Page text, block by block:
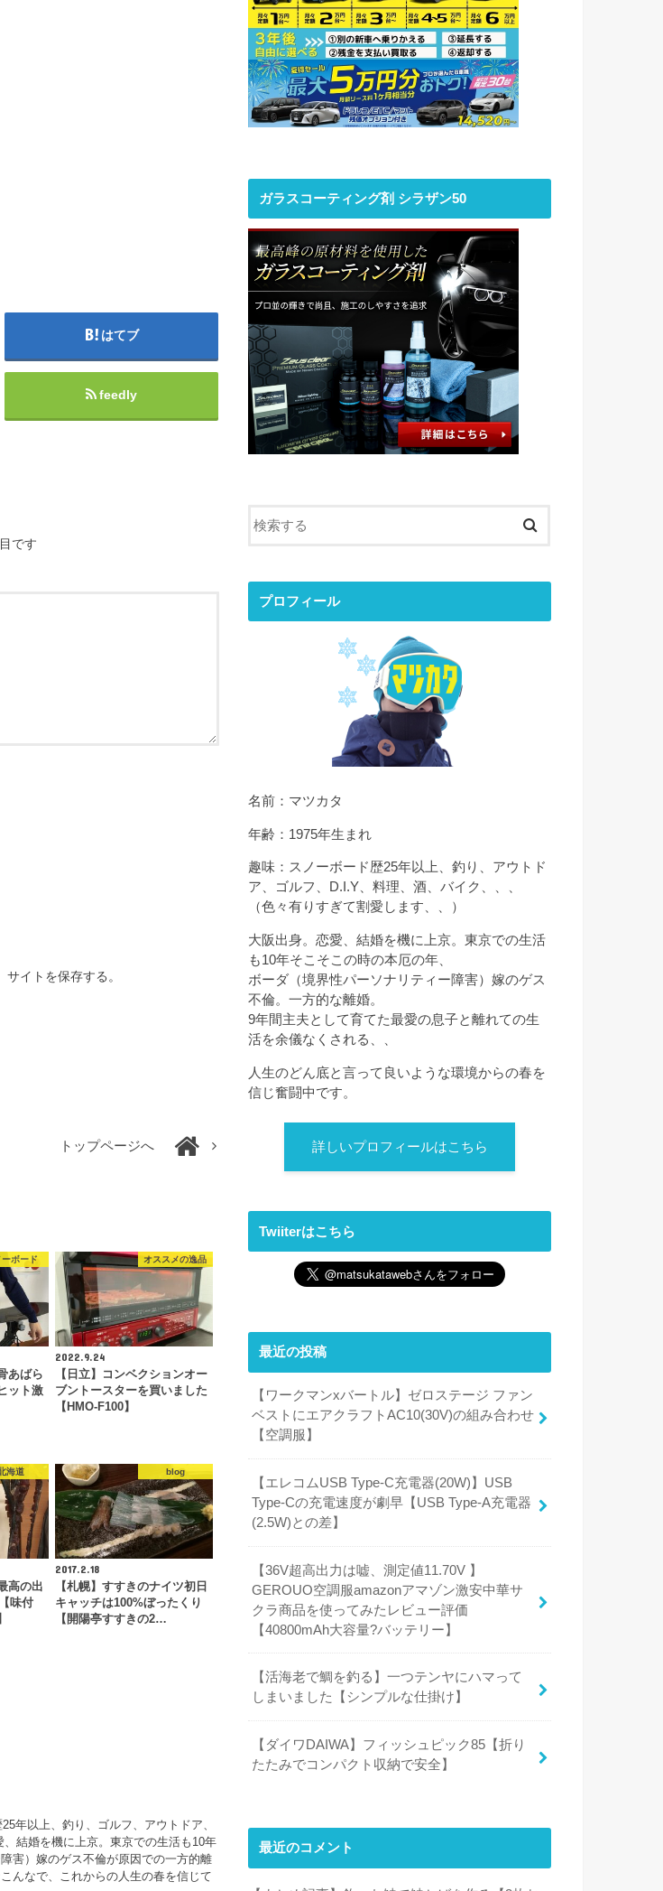
はてブ
feedly
です
イトを保存する。
トップページへ
ーボード
あばら
ット激
オススメの逸品
2022.9.24
【日立】コンベクションオー
ブントースターを買いました
【HMO-F100】
海道
高の出
味付
blog
2017.2.18
【札幌】すすきのナイツ初日
キャッチは100%ぼったくり
【開陽亭すすきの2…
年以上、釣り、ゴルフ、アウトドア、
結婚を機に上京。東京での生活も10年
害）嫁のゲス不倫が原因での一方的離
んなで、これからの人生の春を信じて
ガラスコーティング剤 シラザン50
プロフィール
名前：マツカタ
年齢：1975年生まれ
趣味：スノーボード歴25年以上、釣り、アウトド
ア、ゴルフ、D.I.Y、料理、酒、バイク、、、
（色々有りすぎて割愛します、、）
大阪出身。恋愛、結婚を機に上京。東京での生活
も10年そこそこの時の本厄の年、
ボーダ（境界性パーソナリティー障害）嫁のゲス
不倫。一方的な離婚。
9年間主夫として育てた最愛の息子と離れての生
活を余儀なくされる、、
人生のどん底と言って良いような環境からの春を
信じ奮闘中です。
詳しいプロフィールはこちら
Twiiterはこちら
最近の投稿
【ワークマンxバートル】ゼロステージ ファン
ベストにエアクラフトAC10(30V)の組み合わせ
【空調服】
【エレコムUSB Type-C充電器(20W)】USB
Type-Cの充電速度が劇早【USB Type-A充電器
(2.5W)との差】
【36V超高出力は嘘、測定値11.70V 】
GEROUO空調服amazonアマゾン激安中華サ
クラ商品を使ってみたレビュー評価
【40800mAh大容量?バッテリー】
【活海老で鯛を釣る】一つテンヤにハマって
しまいました【シンプルな仕掛け】
【ダイワDAIWA】フィッシュピック85【折り
たたみでコンパクト収納で安全】
最近のコメント